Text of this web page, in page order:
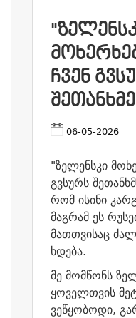
ᲩᲕᲔᲜ
06-05-2026
"ზელენსკი
გვსურს
რომ ისინი
მაგრამ ეს
მათთვისაც
ხდება.
მე მომწონს
ყოველთვის
ვეწყობოდი,